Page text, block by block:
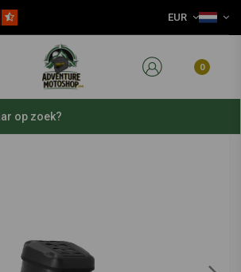
EUR
0
Pro Cross WP Tanktas
van SW-Motech